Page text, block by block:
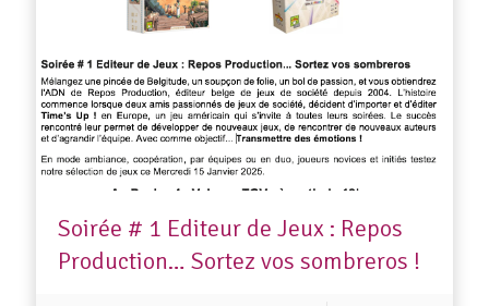
Soirée # 1 Editeur de Jeux : Repos
Production… Sortez vos sombreros !